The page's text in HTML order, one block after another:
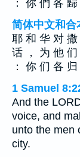
： 你 們 各
简体中文和
耶 和 华 对
话 ， 为 他
： 你 们 各
1 Samuel
And the
voice, and
unto the men
city.